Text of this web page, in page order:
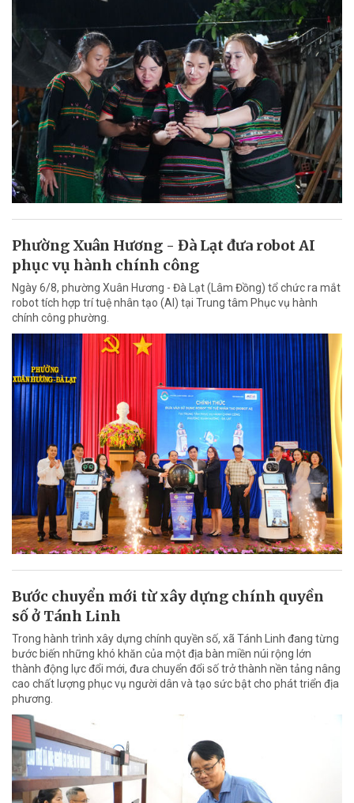
Phường Xuân Hương - Đà Lạt đưa robot AI
phục vụ hành chính công
Ngày 6/8, phường Xuân Hương - Đà Lạt (Lâm Đồng) tổ chức ra mắt
robot tích hợp trí tuệ nhân tạo (AI) tại Trung tâm Phục vụ hành
chính công phường.
Bước chuyển mới từ xây dựng chính quyền
số ở Tánh Linh
Trong hành trình xây dựng chính quyền số, xã Tánh Linh đang từng
bước biến những khó khăn của một địa bàn miền núi rộng lớn
thành động lực đổi mới, đưa chuyển đổi số trở thành nền tảng nâng
cao chất lượng phục vụ người dân và tạo sức bật cho phát triển địa
phương.